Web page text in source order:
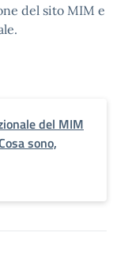
del sito MIM e
del MIM
sono,